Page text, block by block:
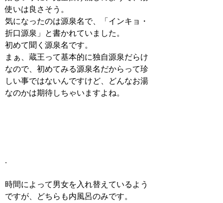
使いは良さそう。
気になったのは源泉名で、「インキョ・
折口源泉」と書かれていました。
初めて聞く源泉名です。
まぁ、蔵王って基本的に独自源泉だらけ
なので、初めてみる源泉名だからって珍
しい事ではないんですけど、どんなお湯
なのかは期待しちゃいますよね。
.
時間によって男女を入れ替えているよう
ですが、どちらも内風呂のみです。